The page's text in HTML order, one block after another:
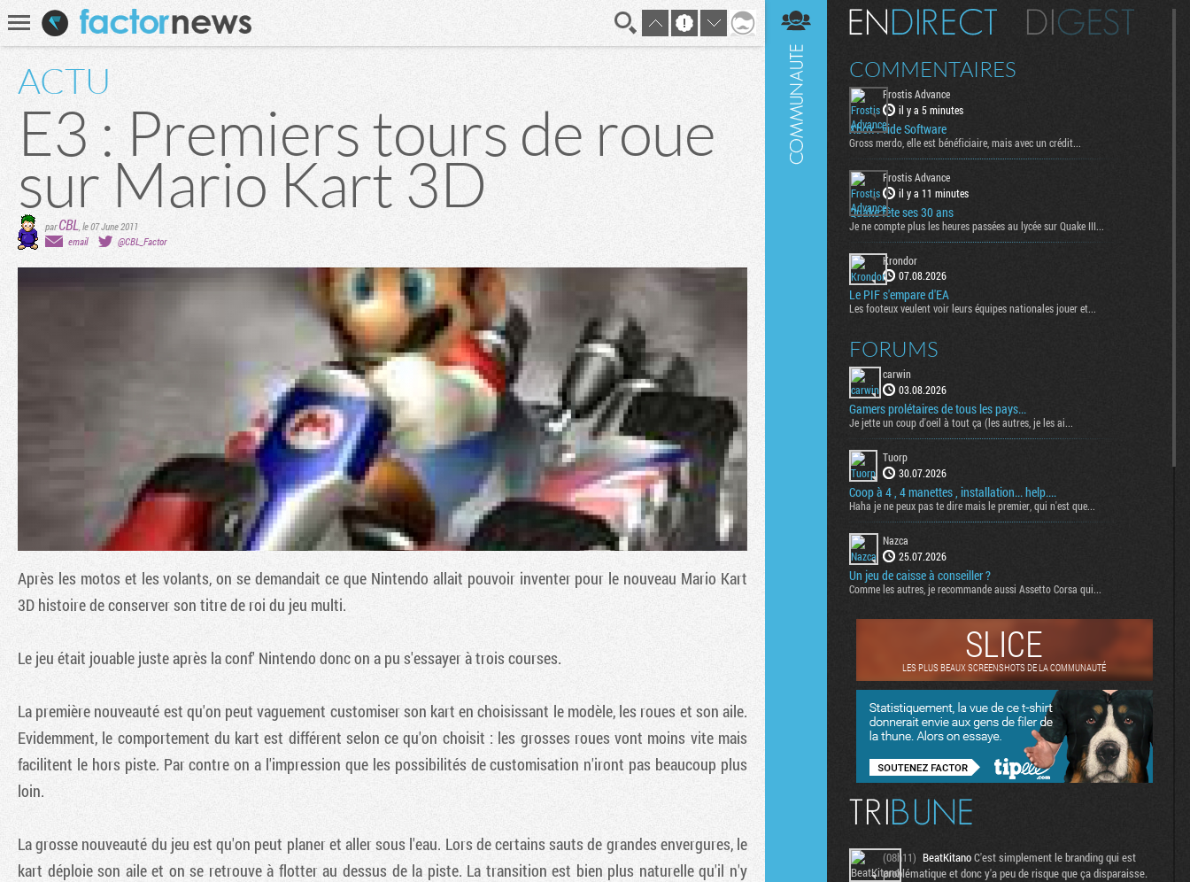
Recherche
ACTU
E3 : Premiers tours de roue
sur Mario Kart 3D
parCBL le 07 June 2011
email
@CBL_Factor
Après les motos et les volants, on se demandait ce que Nintendo allait pouvoir inventer pour le nouveau Mario Kart
3D histoire de conserver son titre de roi du jeu multi.
Le jeu était jouable juste après la conf' Nintendo donc on a pu s'essayer à trois courses.
La première nouveauté est qu'on peut vaguement customiser son kart en choisissant le modèle, les roues et son aile.
Evidemment, le comportement du kart est différent selon ce qu'on choisit : les grosses roues vont moins vite mais
facilitent le hors piste. Par contre on a l'impression que les possibilités de customisation n'iront pas beaucoup plus
loin.
La grosse nouveauté du jeu est qu'on peut planer et aller sous l'eau. Lors de certains sauts de grandes envergures, le
kart déploie son aile et on se retrouve à flotter au dessus de la piste. La transition est bien plus naturelle qu'il n'y
En direct Digest
COMMENTAIRES
Frostis Advance
il y a 5 minutes
Xbox : vide Software
Gross merdo, elle est bénéficiaire, mais avec un crédit...
Frostis Advance
il y a 11 minutes
Quake fête ses 30 ans
Je ne compte plus les heures passées au lycée sur Quake III...
Krondor
07.08.2026
Le PIF s'empare d'EA
Les footeux veulent voir leurs équipes nationales jouer et...
FORUMS
carwin
03.08.2026
Gamers prolétaires de tous les pays...
Je jette un coup d'oeil à tout ça (les autres, je les ai...
Tuorp
30.07.2026
Coop à 4 , 4 manettes , installation... help....
Haha je ne peux pas te dire mais le premier, qui n'est que...
Nazca
25.07.2026
Un jeu de caisse à conseiller ?
Comme les autres, je recommande aussi Assetto Corsa qui...
SLICE
LES PLUS BEAUX SCREENSHOTS DE LA COMMUNAUTÉ
(08h11) BeatKitanoC'est simplement le branding qui est
problématique et donc y'a peu de risque que ça disparaisse.